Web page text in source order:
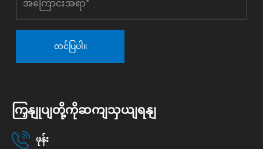
တင်ပြပါ။
ကြှနျုပျတို့ကိုဆကျသှယျရနျ
ဖုန်း